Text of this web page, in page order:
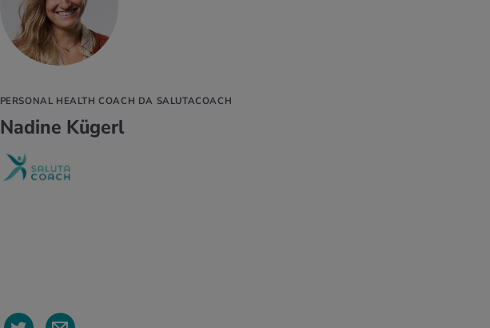
PERSONAL HEALTH COACH DA SALUTACOACH
Nadine Kügerl